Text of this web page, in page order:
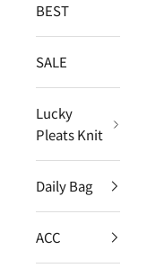
BEST
SALE
Lucky
Pleats Knit
Daily Bag
ACC